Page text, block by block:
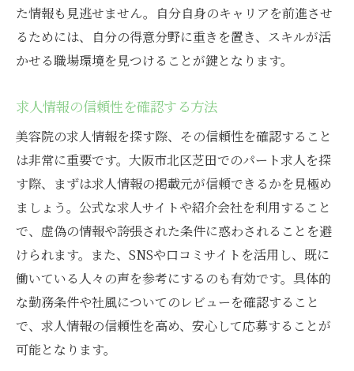
ネットワークを広げるためのイベント参加
ハローワークや転職エージェントの利用
時短勤務のメリットを最大限に活かす美容院選
時短勤務でキャリアを築くための視点
家族とのバランスを考慮した職場選び
時間管理能力を高める実践法
自分のペースで成長できる環境を探す
スキルアップのための研修制度の有無
職場でのサポート体制を確認する
美容院求人でよくある質問に答える
時短勤務として働く際の給与基準
求められるスキルや経験について
面接でよく聞かれる質問と回答例
た情報も見逃せません。自分自身のキャリアを前進させ
るためには、自分の得意分野に重きを置き、スキルが活
かせる職場環境を見つけることが鍵となります。
求人情報の信頼性を確認する方法
美容院の求人情報を探す際、その信頼性を確認すること
は非常に重要です。大阪市北区芝田でのパート求人を探
す際、まずは求人情報の掲載元が信頼できるかを見極め
ましょう。公式な求人サイトや紹介会社を利用すること
で、虚偽の情報や誇張された条件に惑わされることを避
けられます。また、SNSや口コミサイトを活用し、既に
働いている人々の声を参考にするのも有効です。具体的
な勤務条件や社風についてのレビューを確認すること
で、求人情報の信頼性を高め、安心して応募することが
可能となります。